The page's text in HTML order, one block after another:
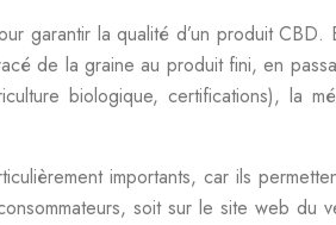
garantir la qualité d’un produit
de la graine au produit fini, en
biologique, certifications), la
importants, car ils
soit sur le site web du